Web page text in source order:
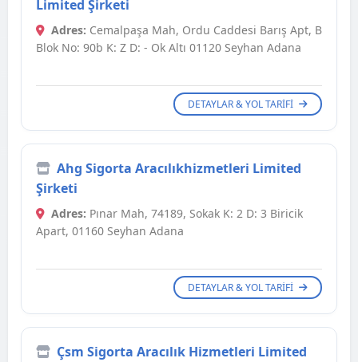
Limited Şirketi
Adres: Cemalpaşa Mah, Ordu Caddesi Barış Apt, B
Blok No: 90b K: Z D: - Ok Altı 01120 Seyhan Adana
DETAYLAR & YOL TARIFI
Ahg Sigorta Aracılıkhizmetleri Limited
Şirketi
Adres: Pınar Mah, 74189, Sokak K: 2 D: 3 Biricik
Apart, 01160 Seyhan Adana
DETAYLAR & YOL TARIFI
Çsm Sigorta Aracılık Hizmetleri Limited